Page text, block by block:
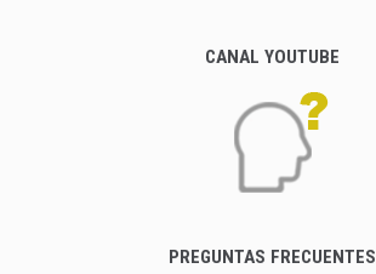
CANAL YOUTUBE
PREGUNTAS FRECUENTES